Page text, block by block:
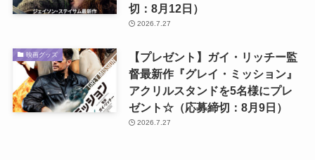
切：8月12日）
2026.7.27
映画グッズ
【プレゼント】ガイ・リッチー監
督最新作『グレイ・ミッション』
アクリルスタンドを5名様にプレ
ゼント☆（応募締切：8月9日）
2026.7.27